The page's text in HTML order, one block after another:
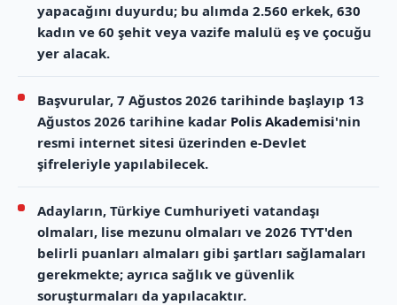
yapacağını duyurdu; bu alımda 2.560 erkek, 630
kadın ve 60 şehit veya vazife malulü eş ve çocuğu
yer alacak.
Başvurular, 7 Ağustos 2026 tarihinde başlayıp 13
Ağustos 2026 tarihine kadar Polis Akademisi'nin
resmi internet sitesi üzerinden e-Devlet
şifreleriyle yapılabilecek.
Adayların, Türkiye Cumhuriyeti vatandaşı
olmaları, lise mezunu olmaları ve 2026 TYT'den
belirli puanları almaları gibi şartları sağlamaları
gerekmekte; ayrıca sağlık ve güvenlik
soruşturmaları da yapılacaktır.